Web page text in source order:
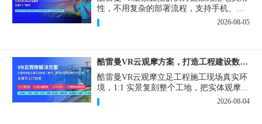
性，不用复杂的部署流程，支持手机、网
页多端访问，解决各行各业 “看得见、信
得过、降成本、提转化” 的实际难题。
2026-08-05
酷雷曼VR云观摩方案，打造工程建设数字化观摩新范式
酷雷曼VR云观摩立足工程施工现场真实环
境，1:1 实景复刻整个工地，把实体观摩会
完整搬到云端线上，兼顾线下实体观摩与
线上云观摩双重需求，为施工单位、建设
2026-08-04